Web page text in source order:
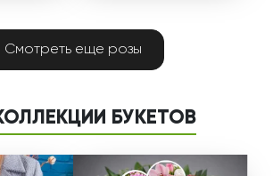
Смотреть еще розы
БУКЕТОВ